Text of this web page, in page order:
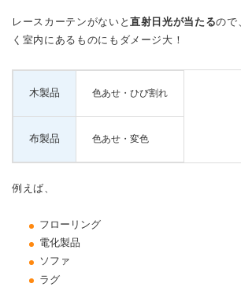
レースカーテンがないと直射日光が当たるので
く室内にあるものにもダメージ大！
木製品 色あせ・ひび割れ
布製品 色あせ・変色
例えば、
フローリング
電化製品
ソファ
ラグ